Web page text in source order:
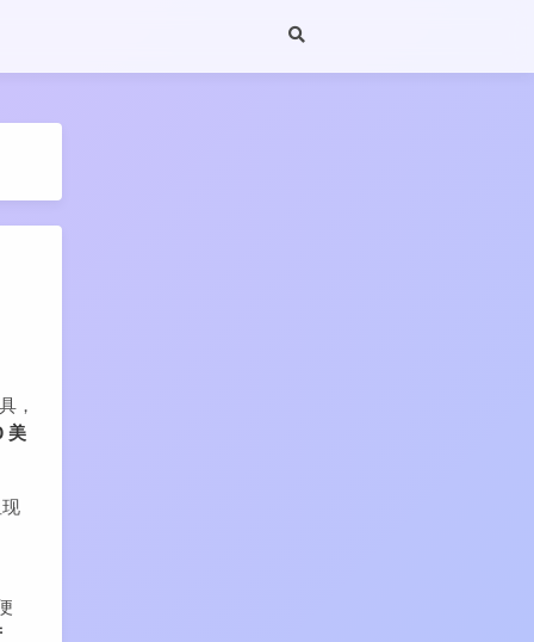
，
美